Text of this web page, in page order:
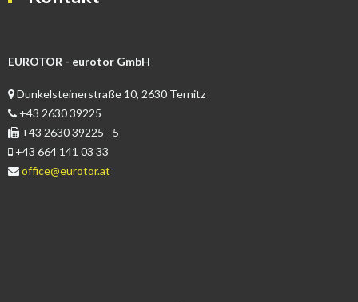
EUROTOR - eurotor GmbH
Dunkelsteinerstraße 10, 2630 Ternitz
+43 2630 39225
+43 2630 39225 - 5
+43 664 141 03 33
office@eurotor.at